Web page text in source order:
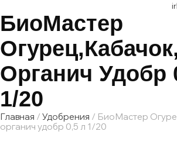
БиоМастер
Органич Удобр
1/20
Главная / Удобрения / БиоМастер
органич удобр 0,5 л 1/20